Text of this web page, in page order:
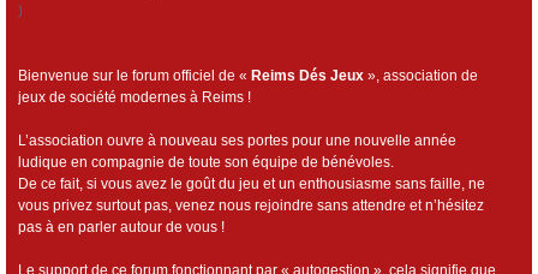
)
Bienvenue sur le forum officiel de « Reims Dés Jeux », association de
jeux de société modernes à Reims !
L’association ouvre à nouveau ses portes pour une nouvelle année
ludique en compagnie de toute son équipe de bénévoles.
De ce fait, si vous avez le goût du jeu et un enthousiasme sans faille, ne
vous privez surtout pas, venez nous rejoindre sans attendre et n’hésitez
pas à en parler autour de vous !
Le support de ce forum fonctionnant par « autogestion », cela signifie que